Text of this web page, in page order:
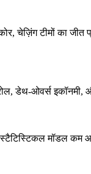
चेज़िंग टीमों का
डेथ-ओवर्स
स्टैटिस्टिकल